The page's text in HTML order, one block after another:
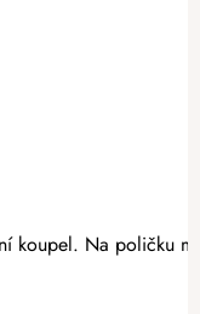
koupel. Na poličku